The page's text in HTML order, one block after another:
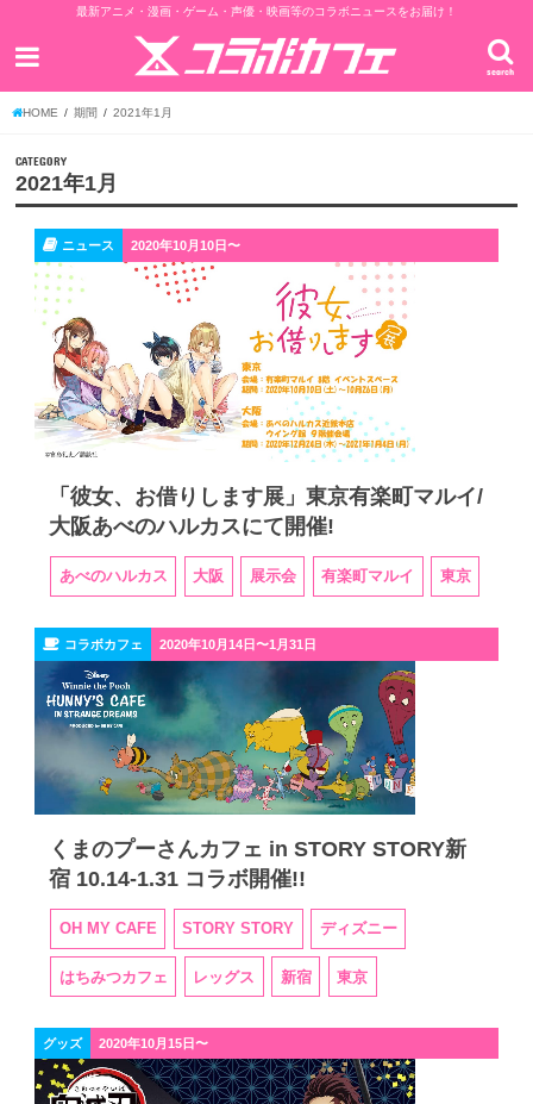
最新アニメ・漫画・ゲーム・声優・映画等のコラボニュースをお届け！
search
HOME 期間 2021年1月
CATEGORY
2021年1月
ニュース 2020年10月10日〜
「彼女、お借りします展」東京有楽町マルイ/
大阪あべのハルカスにて開催!
あべのハルカス 大阪 展示会 有楽町マルイ 東京
コラボカフェ 2020年10月14日〜1月31日
くまのプーさんカフェ in STORY STORY新
宿 10.14-1.31 コラボ開催!!
OH MY CAFE STORY STORY ディズニー
はちみつカフェ レッグス 新宿 東京
グッズ 2020年10月15日〜